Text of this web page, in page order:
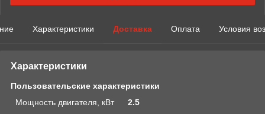
Характеристики Доставка Оплата Условия
Характеристики
Пользовательские характеристики
Мощность двигателя, кВт
2.5